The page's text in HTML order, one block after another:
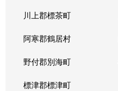
川上郡標茶町
阿寒郡鶴居村
野付郡別海町
標津郡標津町